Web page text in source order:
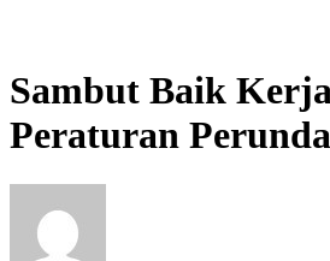
Sambut Baik
Peraturan